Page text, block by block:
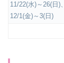
11/22(水)～26(日)、
12/1(金)～3(日)